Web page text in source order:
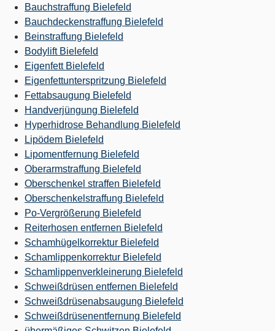
Bauchstraffung Bielefeld
Bauchdeckenstraffung Bielefeld
Beinstraffung Bielefeld
Bodylift Bielefeld
Eigenfett Bielefeld
Eigenfettunterspritzung Bielefeld
Fettabsaugung Bielefeld
Handverjüngung Bielefeld
Hyperhidrose Behandlung Bielefeld
Lipödem Bielefeld
Lipomentfernung Bielefeld
Oberarmstraffung Bielefeld
Oberschenkel straffen Bielefeld
Oberschenkelstraffung Bielefeld
Po-Vergrößerung Bielefeld
Reiterhosen entfernen Bielefeld
Schamhügelkorrektur Bielefeld
Schamlippenkorrektur Bielefeld
Schamlippenverkleinerung Bielefeld
Schweißdrüsen entfernen Bielefeld
Schweißdrüsenabsaugung Bielefeld
Schweißdrüsenentfernung Bielefeld